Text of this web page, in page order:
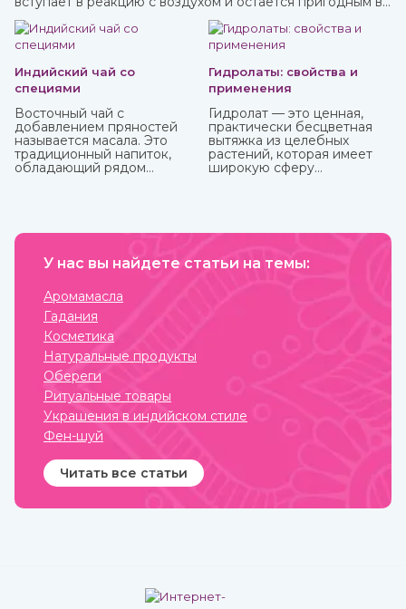
одним из самых важных, обладает охлаждающими,
успокаивающими, освежающими свойствами. Купить
кокосовое масло от известных марок вы можете в
интернет-магазине ИндоКитай.
Индийский чай со
специями
Восточный чай с
добавлением пряностей
называется масала. Это
традиционный напиток,
обладающий рядом
шлаков и холестерина,
похудению, улучшить
нервную систему.
Гидролаты: свойства и
применения
Гидролат — это ценная,
практически бесцветная
вытяжка из целебных
растений, которая имеет
широкую сферу
градусов из корней,
растений. При этом
У нас вы найдете статьи на темы:
Аромамасла
Гадания
Косметика
Натуральные продукты
Обереги
Ритуальные товары
Украшения в индийском стиле
Фен-шуй
Читать все статьи